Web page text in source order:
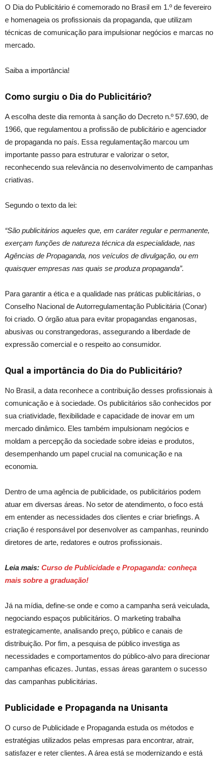
O Dia do Publicitário é comemorado no Brasil em 1.º de fevereiro
e homenageia os profissionais da propaganda, que utilizam
técnicas de comunicação para impulsionar negócios e marcas no
mercado.
Saiba a importância!
Como surgiu o Dia do Publicitário?
A escolha deste dia remonta à sanção do Decreto n.º57.690, de
1966, que regulamentou a profissão de publicitário e agenciador
de propaganda no país. Essa regulamentação marcou um
importante passo para estruturar e valorizar o setor,
reconhecendo sua relevância no desenvolvimento de campanhas
criativas.
Segundo o texto da lei:
“São publicitários aqueles que, em caráter regular e permanente,
exerçam funções de natureza técnica da especialidade, nas
Agências de Propaganda, nos veículos de divulgação, ou em
quaisquer empresas nas quais se produza propaganda”.
Para garantir a ética e a qualidade nas práticas publicitárias, o
Conselho Nacional de Autorregulamentação Publicitária (Conar)
foi criado. O órgão atua para evitar propagandas enganosas,
abusivas ou constrangedoras, assegurando a liberdade de
expressão comercial e o respeito ao consumidor.
Qual a importância do Dia do Publicitário?
No Brasil, a data reconhece a contribuição desses profissionais à
comunicação e à sociedade. Os publicitários são conhecidos por
sua criatividade, flexibilidade e capacidade de inovar em um
mercado dinâmico. Eles também impulsionam negócios e
moldam a percepção da sociedade sobre ideias e produtos,
desempenhando um papel crucial na comunicação e na
economia.
Dentro de uma agência de publicidade, os publicitários podem
atuar em diversas áreas. No setor de atendimento, o foco está
em entender as necessidades dos clientes e criar briefings. A
criação é responsável por desenvolver as campanhas, reunindo
diretores de arte, redatores e outros profissionais.
Leia mais: Curso de Publicidade e Propaganda: conheça
mais sobre a graduação!
Já na mídia, define-se onde e como a campanha será veiculada,
negociando espaços publicitários. O marketing trabalha
estrategicamente, analisando preço, público e canais de
distribuição. Por fim, a pesquisa de público investiga as
necessidades e comportamentos do público-alvo para direcionar
campanhas eficazes. Juntas, essas áreas garantem o sucesso
das campanhas publicitárias.
Publicidade e Propaganda na Unisanta
O curso de Publicidade e Propaganda estuda os métodos e
estratégias utilizados pelas empresas para encontrar, atrair,
satisfazer e reter clientes. A área está se modernizando e está